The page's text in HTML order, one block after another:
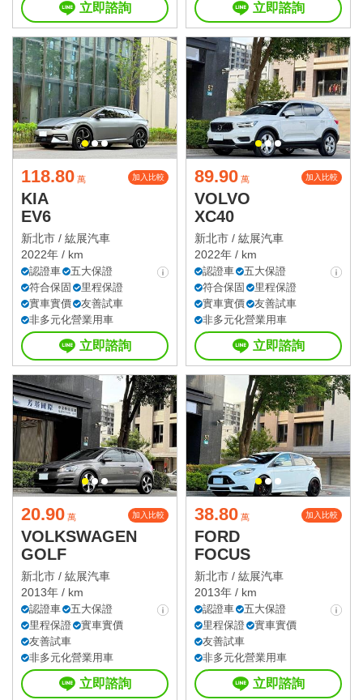
立即諮詢 立即諮詢
118.80 萬 加入比較
KIA
EV6
新北市 / 紘展汽車
2022年 / km
認證車
五大保證
符合保固
里程保證
實車實價
友善試車
非多元化營業用車
立即諮詢
89.90 萬 加入比較
VOLVO
XC40
新北市 / 紘展汽車
2022年 / km
認證車
五大保證
符合保固
里程保證
實車實價
友善試車
非多元化營業用車
立即諮詢
20.90 萬 加入比較
VOLKSWAGEN
GOLF
新北市 / 紘展汽車
2013年 / km
認證車
五大保證
里程保證
實車實價
友善試車
非多元化營業用車
立即諮詢
38.80 萬 加入比較
FORD
FOCUS
新北市 / 紘展汽車
2013年 / km
認證車
五大保證
里程保證
實車實價
友善試車
非多元化營業用車
立即諮詢